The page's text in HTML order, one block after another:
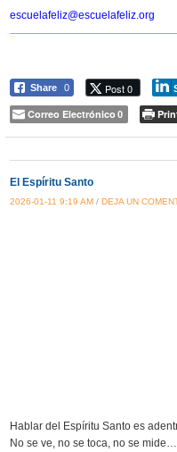
escuelafeliz@escuelafeliz.org
Share 0 Post 0
Correo Electrónico 0
El Espíritu Santo
2026-01-11 9:19 AM / DEJA UN
Hablar del Espíritu Santo es
No se ve, no se toca, no se